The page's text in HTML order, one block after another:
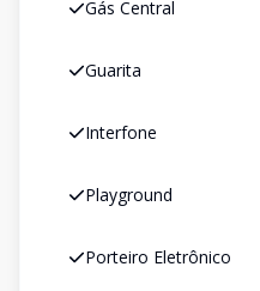
Gás Central
Guarita
Interfone
Playground
Porteiro Eletrônico